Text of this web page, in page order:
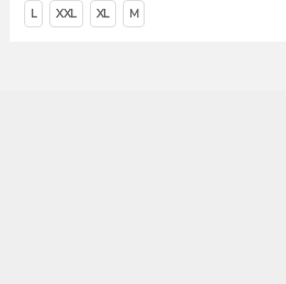
L XXL XL M